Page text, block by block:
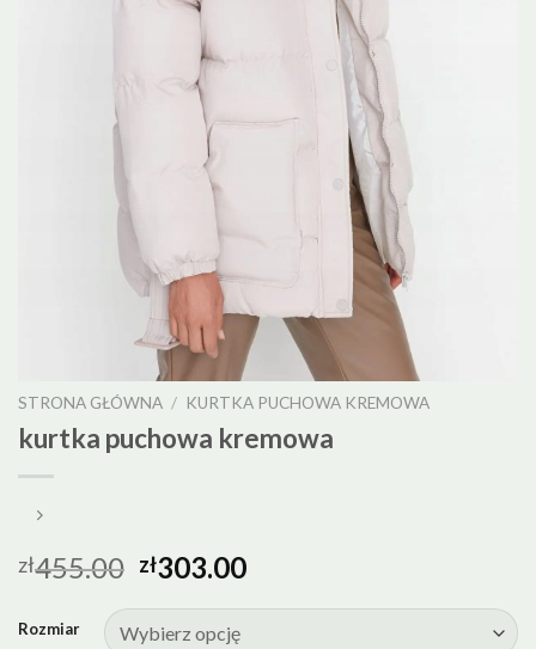
STRONA GŁÓWNA / KURTKA PUCHOWA KREMOWA
kurtka puchowa kremowa
zł455.00 zł303.00
Rozmiar